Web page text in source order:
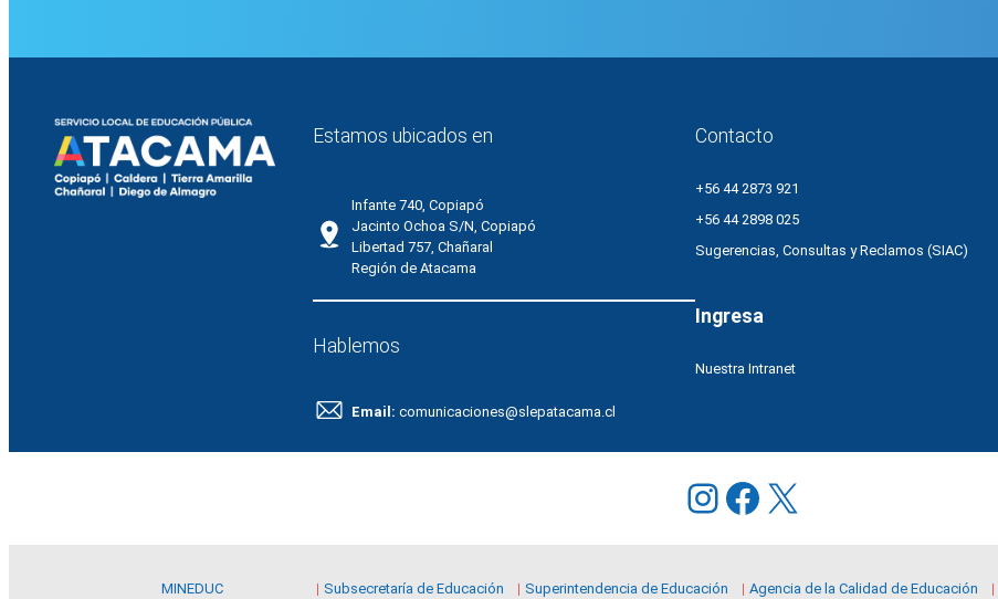
Estamos ubicados en
Infante 740, Copiapó
Jacinto Ochoa S/N, Copiapó
Libertad 757, Chañaral
Región de Atacama
Hablemos
Email: comunicaciones@slepatacama.cl
Contacto
+56 44 2873 921
+56 44 2898 025
Sugerencias, Consultas y Reclamos (SIAC)
Ingresa
Nuestra Intranet
Instagram
Facebook
X
MINEDUC Subsecretaría de Educación Superintendencia de Educación Agencia de la Calidad de Educación